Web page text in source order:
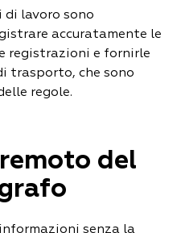
di lavoro sono
accuratamente le
registrazioni e fornirle
trasporto, che sono
regole.
del
senza la